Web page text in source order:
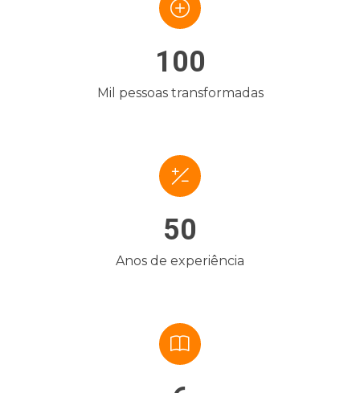
100
Mil pessoas transformadas
50
Anos de experiência